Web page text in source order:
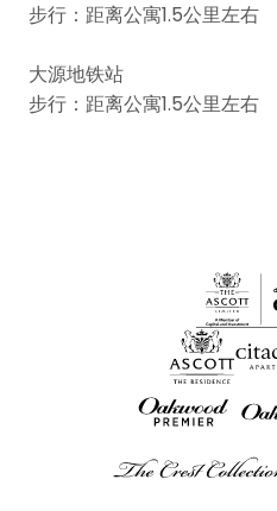
步行：距离公寓1.5公里左右
大源地铁站
步行：距离公寓1.5公里左右